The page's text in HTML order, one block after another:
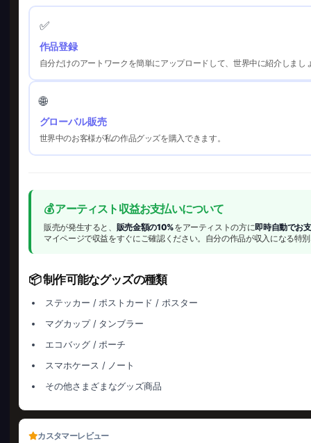
✅
作品登録
自分だけのアートワークを簡単にアップロードして、世界中に紹介しまし
🌐
グローバル販売
世界中のお客様が私の作品グッズを購入できます。
💰 アーティスト収益お支払いについて
販売が発生すると、 販売金額の10%をアーティストの方に即時自動でお
マイページで収益をすぐにご確認ください。自分の作品が収入になる特
📦 制作可能なグッズの種類
ステッカー / ポストカード / ポスター
マグカップ / タンブラー
エコバッグ / ポーチ
スマホケース / ノート
その他さまざまなグッズ商品
カスタマーレビュー